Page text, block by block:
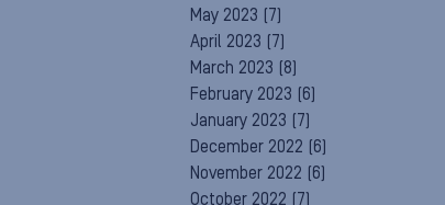
May 2023 (7)
April 2023 (7)
March 2023 (8)
February 2023 (6)
January 2023 (7)
December 2022 (6)
November 2022 (6)
October 2022 (7)